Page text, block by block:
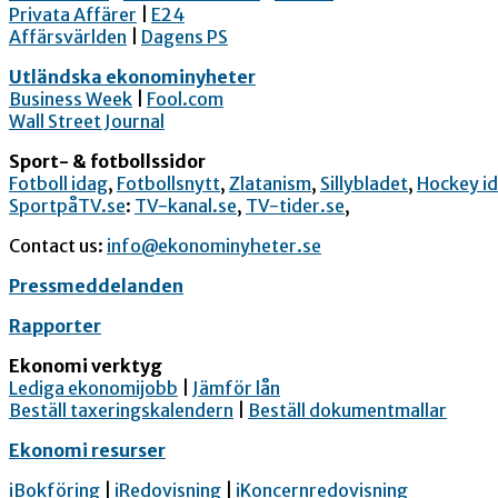
Privata Affärer
E24
Affärsvärlden
Dagens PS
Utländska ekonominyheter
Business Week
Fool.com
Wall Street Journal
Sport- & fotbollssidor
Fotboll idag, Fotbollsnytt, Zlatanism, Sillybladet, Hockey
SportpåTV.se: TV-kanal.se, TV-tider.se,
Contact us: info@ekonominyheter.se
Pressmeddelanden
Rapporter
Ekonomi verktyg
Lediga ekonomijobb
Jämför lån
Beställ taxeringskalendern
Beställ dokumentmallar
Ekonomi resurser
iBokföring
iRedovisning iKoncernredovisning